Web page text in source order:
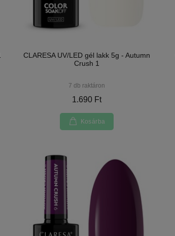
CLARESA UV/LED gél lakk 5g - Autumn
Crush 1
7 db raktáron
1.690 Ft
Kosárba